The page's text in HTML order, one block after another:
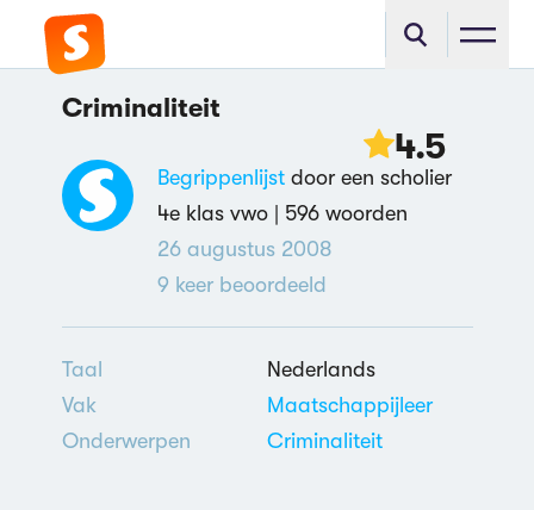
Criminaliteit
4.5
Begrippenlijstdoor een scholier
4e klas vwo | 596 woorden
26 augustus 2008
9 keer beoordeeld
Taal
Nederlands
Vak
Maatschappijleer
Onderwerpen
Criminaliteit